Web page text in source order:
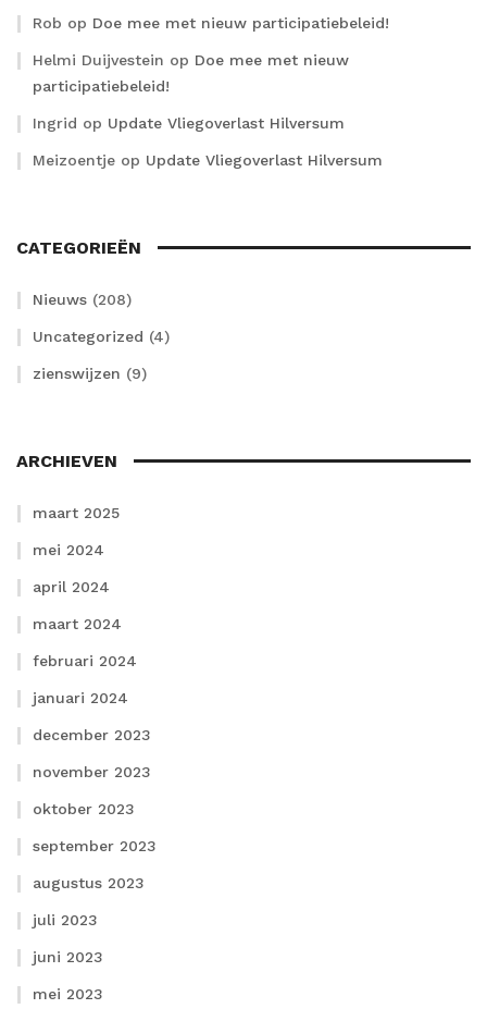
Rob op Doe mee met nieuw participatiebeleid!
Helmi Duijvestein op Doe mee met nieuw
participatiebeleid!
Ingrid op Update Vliegoverlast Hilversum
Meizoentje op Update Vliegoverlast Hilversum
CATEGORIEËN
Nieuws (208)
Uncategorized (4)
zienswijzen (9)
ARCHIEVEN
maart 2025
mei 2024
april 2024
maart 2024
februari 2024
januari 2024
december 2023
november 2023
oktober 2023
september 2023
augustus 2023
juli 2023
juni 2023
mei 2023